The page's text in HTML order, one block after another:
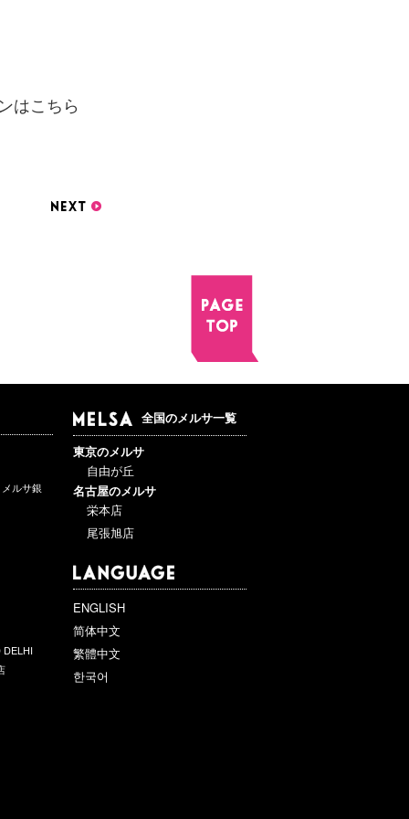
はこちら
ルサ銀
DELHI
全国のメルサ一覧
東京のメルサ
自由が丘
名古屋のメルサ
栄本店
尾張旭店
ENGLISH
简体中文
繁體中文
한국어